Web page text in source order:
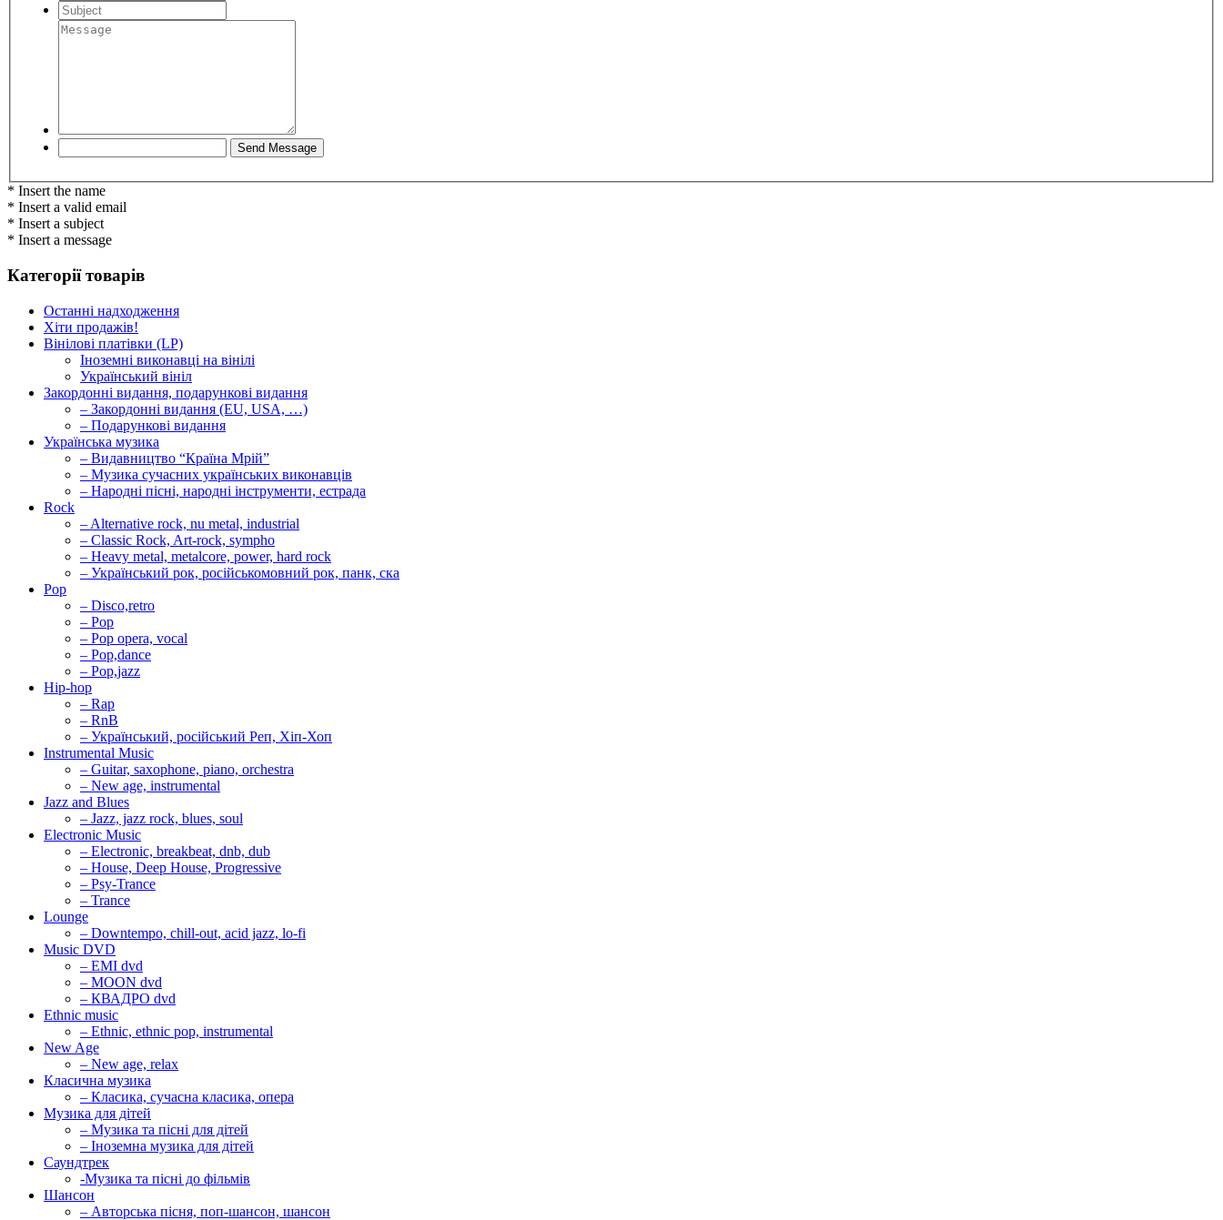
* Insert the name
* Insert a valid email
* Insert a subject
* Insert a message
Категорії товарів
Останні надходження
Хіти продажів!
Вінілові платівки (LP)
Іноземні виконавці на вінілі
Український вініл
Закордонні видання, подарункові видання
– Закордонні видання (EU, USA, …)
– Подарункові видання
Українська музика
– Видавництво “Країна Мрій”
– Музика сучасних українських виконавців
– Народні пісні, народні інструменти, естрада
Rock
– Alternative rock, nu metal, industrial
– Classic Rock, Art-rock, sympho
– Heavy metal, metalcore, power, hard rock
– Український рок, російськомовний рок, панк, ска
Pop
– Disco,retro
– Pop
– Pop opera, vocal
– Pop,dance
– Pop,jazz
Hip-hop
– Rap
– RnB
– Український, російський Реп, Хіп-Хоп
Instrumental Music
– Guitar, saxophone, piano, orchestra
– New age, instrumental
Jazz and Blues
– Jazz, jazz rock, blues, soul
Electronic Music
– Electronic, breakbeat, dnb, dub
– House, Deep House, Progressive
– Psy-Trance
– Trance
Lounge
– Downtempo, chill-out, acid jazz, lo-fi
Music DVD
– EMI dvd
– MOON dvd
– КВАДРО dvd
Ethnic music
– Ethnic, ethnic pop, instrumental
New Age
– New age, relax
Класична музика
– Класика, сучасна класика, опера
Музика для дітей
– Музика та пісні для дітей
– Іноземна музика для дітей
Саундтрек
-Музика та пісні до фільмів
Шансон
– Авторська пісня, поп-шансон, шансон